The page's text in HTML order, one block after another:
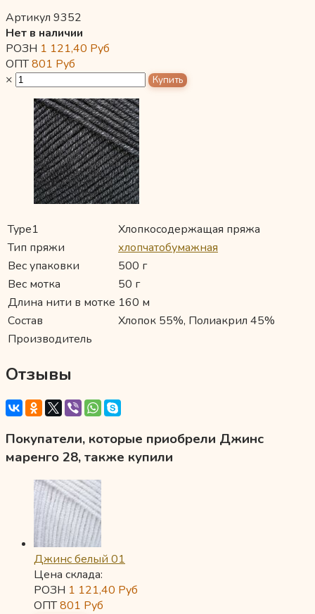
Артикул 9352
Нет в наличии
РОЗН 1 121,40 Руб
ОПТ801 Руб
×
Type1
Хлопкосодержащая пряжа
Тип пряжи
хлопчатобумажная
Вес упаковки
500 г
Вес мотка
50 г
Длина нити в мотке 160 м
Состав
Хлопок 55%, Полиакрил 45%
Производитель
Отзывы
Покупатели, которые приобрели Джинс
маренго 28, также купили
Джинс белый 01
Цена склада:
РОЗН 1 121,40 Руб
ОПТ801 Руб